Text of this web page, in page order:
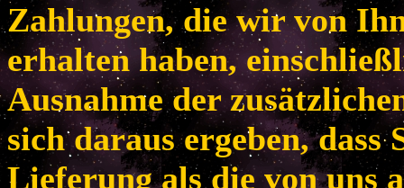
Zahlungen, die wir von
erhalten haben,
Ausnahme der
sich daraus ergeben, dass
Lieferung als die von uns